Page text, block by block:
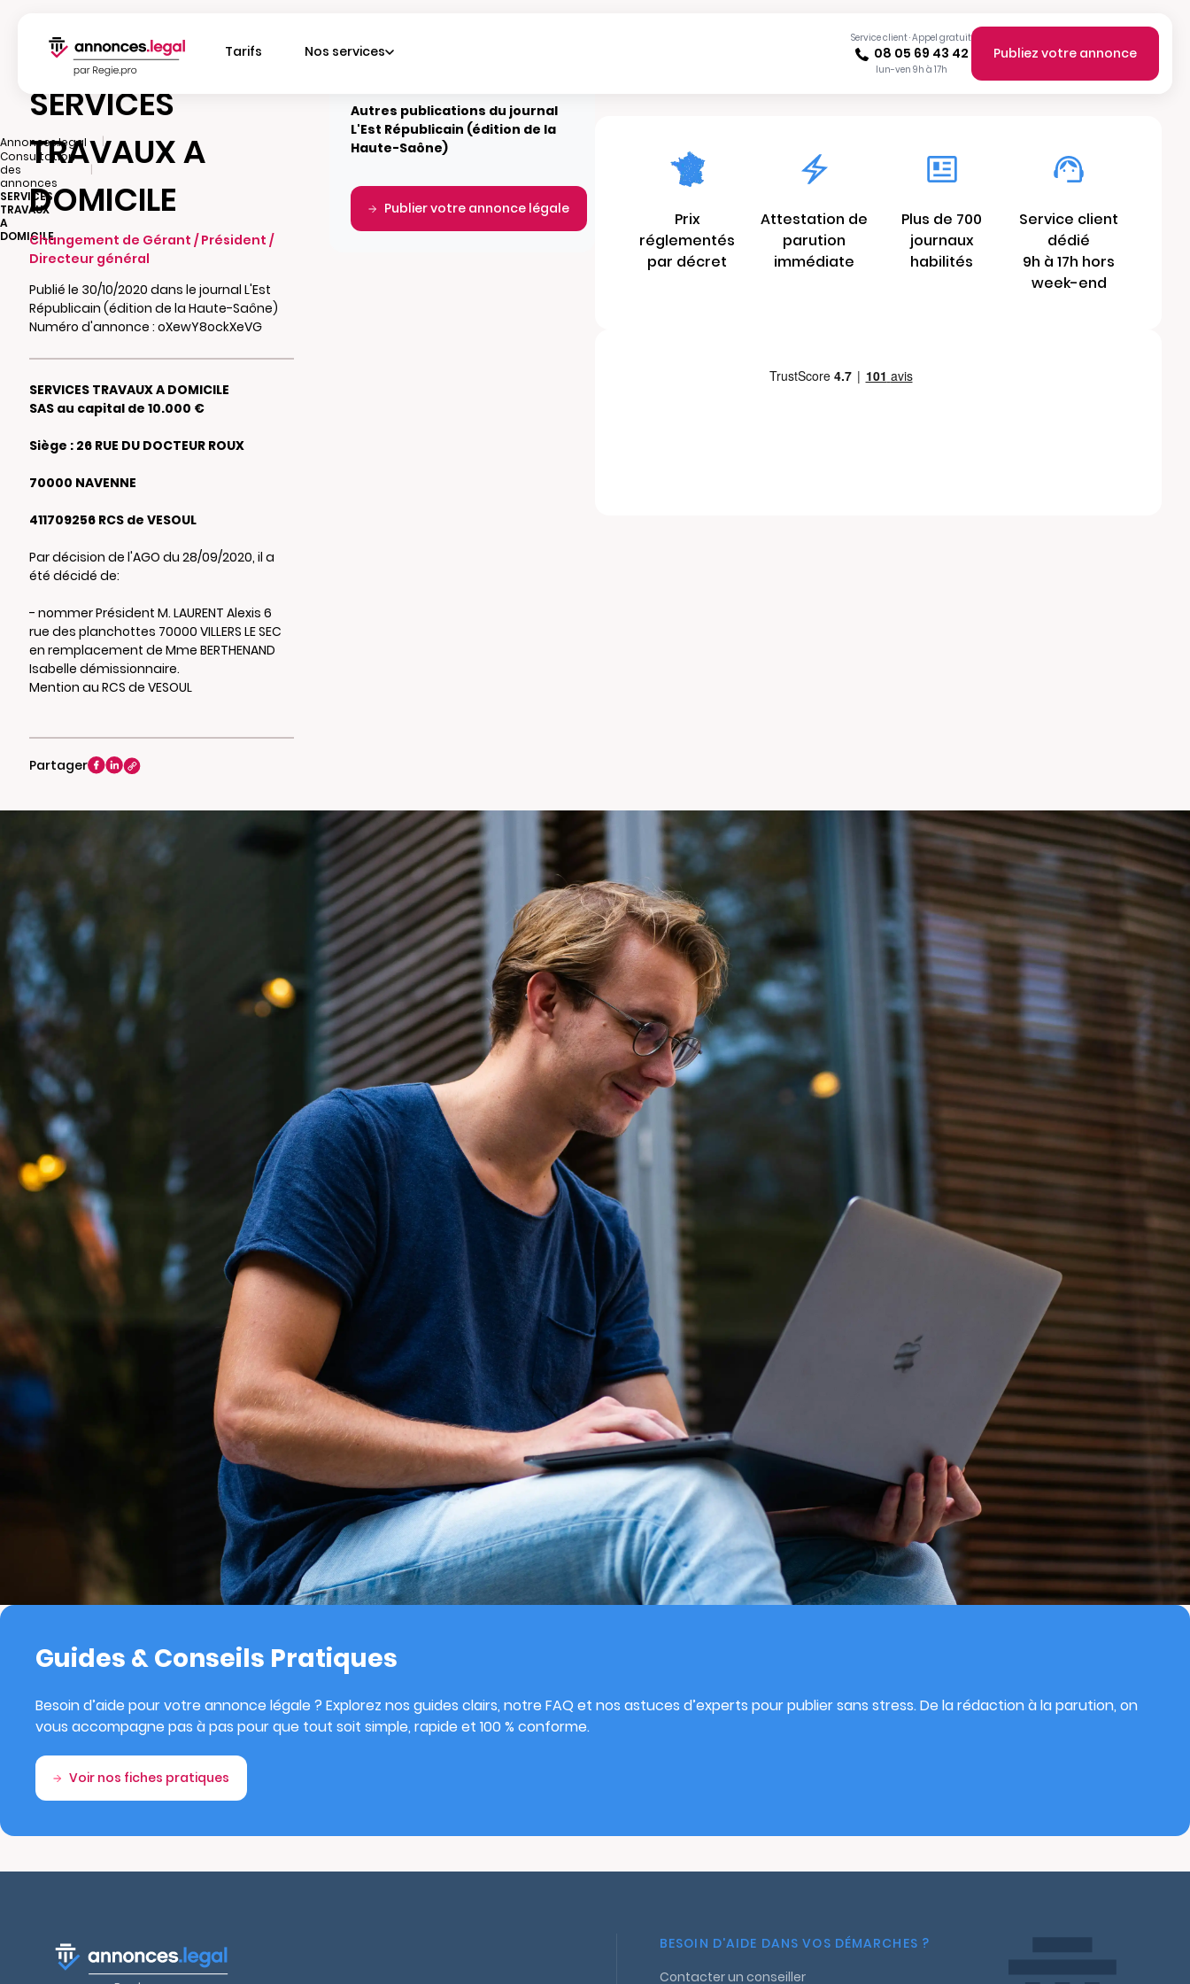
Tarifs Nos services
Service client · Appel gratuit
08 05 69 43 42
lun-ven 9h à 17h
Publiez votre annonce
Annonces.legal
|
Consultation
des
annonces
|
SERVICES
TRAVAUX
A
DOMICILE
SERVICES
TRAVAUX A
DOMICILE
Changement de Gérant / Président /
Directeur général
Publié le 30/10/2020 dans le journal L'Est
Républicain (édition de la Haute-Saône)
Numéro d'annonce : oXewY8ockXeVG
SERVICES TRAVAUX A DOMICILE
SAS au capital de 10.000 €
Siège : 26 RUE DU DOCTEUR ROUX
70000 NAVENNE
411709256 RCS de VESOUL
Par décision de l'AGO du 28/09/2020, il a
été décidé de:
- nommer Président M. LAURENT Alexis 6
rue des planchottes 70000 VILLERS LE SEC
en remplacement de Mme BERTHENAND
Isabelle démissionnaire.
Mention au RCS de VESOUL
Partager
Autres publications du journal
L'Est Républicain (édition de la
Haute-Saône)
Publier votre annonce légale
Prix
réglementés
par décret
Attestation de
parution
immédiate
Plus de 700
journaux
habilités
Service client
dédié
9h à 17h hors
week-end
Guides & Conseils Pratiques
Besoin d’aide pour votre annonce légale ? Explorez nos guides clairs, notre FAQ et nos astuces d’experts pour publier sans stress. De la rédaction à la parution, on
vous accompagne pas à pas pour que tout soit simple, rapide et 100 % conforme.
Voir nos fiches pratiques
BESOIN D'AIDE DANS VOS DÉMARCHES ?
Contacter un conseiller